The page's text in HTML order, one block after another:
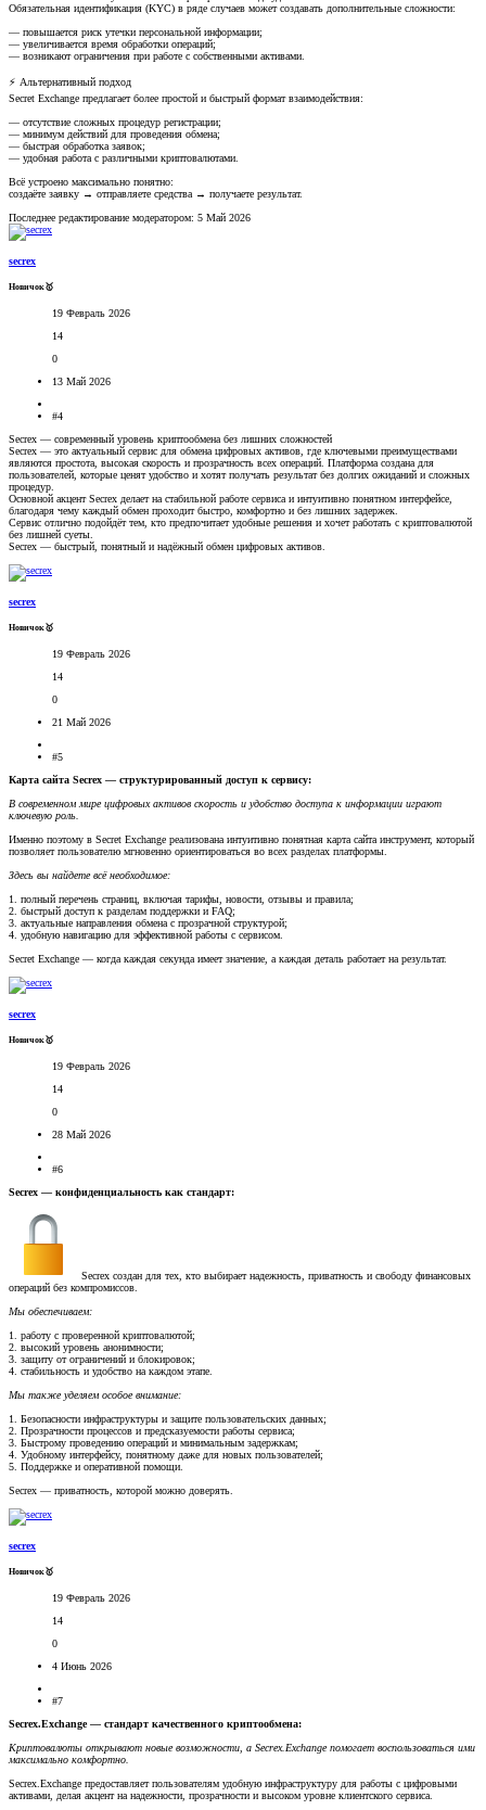
Обязательная идентификация (KYC) в ряде случаев может создавать дополнительные сложности:
— повышается риск утечки персональной информации;
— увеличивается время обработки операций;
— возникают ограничения при работе с собственными активами.
⚡️ Альтернативный подход
Secret Exchange предлагает более простой и быстрый формат взаимодействия:
— отсутствие сложных процедур регистрации;
— минимум действий для проведения обмена;
— быстрая обработка заявок;
— удобная работа с различными криптовалютами.
Всё устроено максимально понятно:
создаёте заявку → отправляете средства → получаете результат.
Последнее редактирование модератором: 5 Май 2026
secrex
Новичок🥇
19 Февраль 2026
14
0
13 Май 2026
#4
Secrex — современный уровень криптообмена без лишних сложностей
Secrex — это актуальный сервис для обмена цифровых активов, где ключевыми преимуществами
являются простота, высокая скорость и прозрачность всех операций. Платформа создана для
пользователей, которые ценят удобство и хотят получать результат без долгих ожиданий и сложных
процедур.
Основной акцент Secrex делает на стабильной работе сервиса и интуитивно понятном интерфейсе,
благодаря чему каждый обмен проходит быстро, комфортно и без лишних задержек.
Сервис отлично подойдёт тем, кто предпочитает удобные решения и хочет работать с криптовалютой
без лишней суеты.
Secrex — быстрый, понятный и надёжный обмен цифровых активов.
secrex
Новичок🥇
19 Февраль 2026
14
0
21 Май 2026
#5
Карта сайта Secrex — структурированный доступ к сервису:
В современном мире цифровых активов скорость и удобство доступа к информации играют
ключевую роль.
Именно поэтому в Secret Exchange реализована интуитивно понятная карта сайта инструмент, который
позволяет пользователю мгновенно ориентироваться во всех разделах платформы.
Здесь вы найдете всё необходимое:
1. полный перечень страниц, включая тарифы, новости, отзывы и правила;
2. быстрый доступ к разделам поддержки и FAQ;
3. актуальные направления обмена с прозрачной структурой;
4. удобную навигацию для эффективной работы с сервисом.
Secret Exchange — когда каждая секунда имеет значение, а каждая деталь работает на результат.
secrex
Новичок🥇
19 Февраль 2026
14
0
28 Май 2026
#6
Secrex — конфиденциальность как стандарт:
Secrex создан для тех, кто выбирает надежность, приватность и свободу финансовых
операций без компромиссов.
Мы обеспечиваем:
1. работу с проверенной криптовалютой;
2. высокий уровень анонимности;
3. защиту от ограничений и блокировок;
4. стабильность и удобство на каждом этапе.
Мы также уделяем особое внимание:
1. Безопасности инфраструктуры и защите пользовательских данных;
2. Прозрачности процессов и предсказуемости работы сервиса;
3. Быстрому проведению операций и минимальным задержкам;
4. Удобному интерфейсу, понятному даже для новых пользователей;
5. Поддержке и оперативной помощи.
Secrex — приватность, которой можно доверять.
secrex
Новичок🥇
19 Февраль 2026
14
0
4 Июнь 2026
#7
Secrex.Exchange — стандарт качественного криптообмена:
Криптовалюты открывают новые возможности, а Secrex.Exchange помогает воспользоваться ими
максимально комфортно.
Secrex.Exchange предоставляет пользователям удобную инфраструктуру для работы с цифровыми
активами, делая акцент на надежности, прозрачности и высоком уровне клиентского сервиса.